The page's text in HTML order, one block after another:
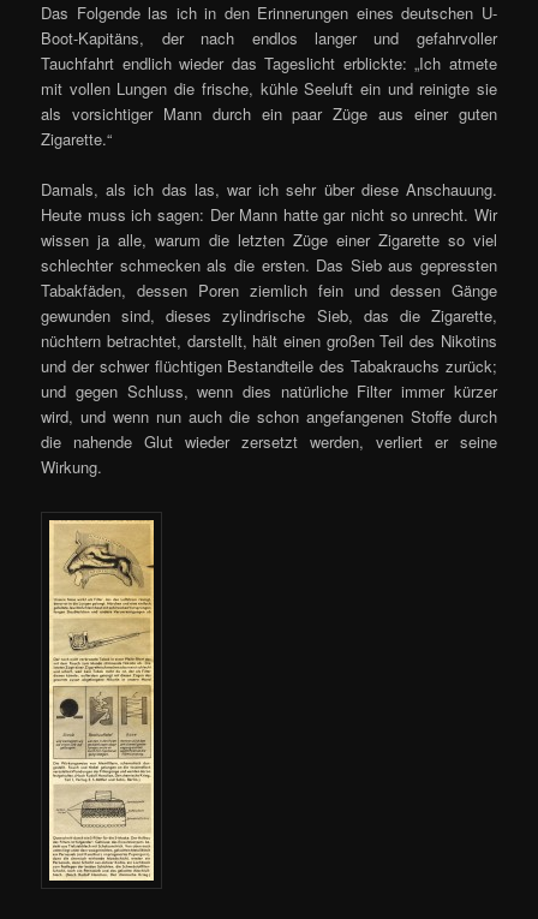
Das Folgende las ich in den Erinnerungen eines deutschen U-
Boot-Kapitäns, der nach endlos langer und gefahrvoller
Tauchfahrt endlich wieder das Tageslicht erblickte: „Ich atmete
mit vollen Lungen die frische, kühle Seeluft ein und reinigte sie
als vorsichtiger Mann durch ein paar Züge aus einer guten
Zigarette.“
Damals, als ich das las, war ich sehr über diese Anschauung.
Heute muss ich sagen: Der Mann hatte gar nicht so unrecht. Wir
wissen ja alle, warum die letzten Züge einer Zigarette so viel
schlechter schmecken als die ersten. Das Sieb aus gepressten
Tabakfäden, dessen Poren ziemlich fein und dessen Gänge
gewunden sind, dieses zylindrische Sieb, das die Zigarette,
nüchtern betrachtet, darstellt, hält einen großen Teil des Nikotins
und der schwer flüchtigen Bestandteile des Tabakrauchs zurück;
und gegen Schluss, wenn dies natürliche Filter immer kürzer
wird, und wenn nun auch die schon angefangenen Stoffe durch
die nahende Glut wieder zersetzt werden, verliert er seine
Wirkung.